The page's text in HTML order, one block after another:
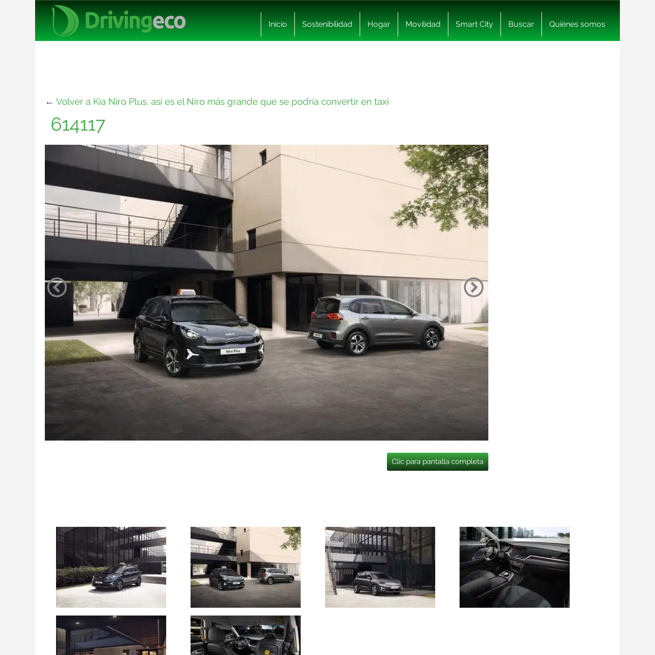
Inicio Sostenibilidad Hogar Movilidad Smart City Buscar Quiénes somos
← Volver a Kia Niro Plus, así es el Niro más grande que se podría convertir en taxi
614117
Clic para pantalla completa